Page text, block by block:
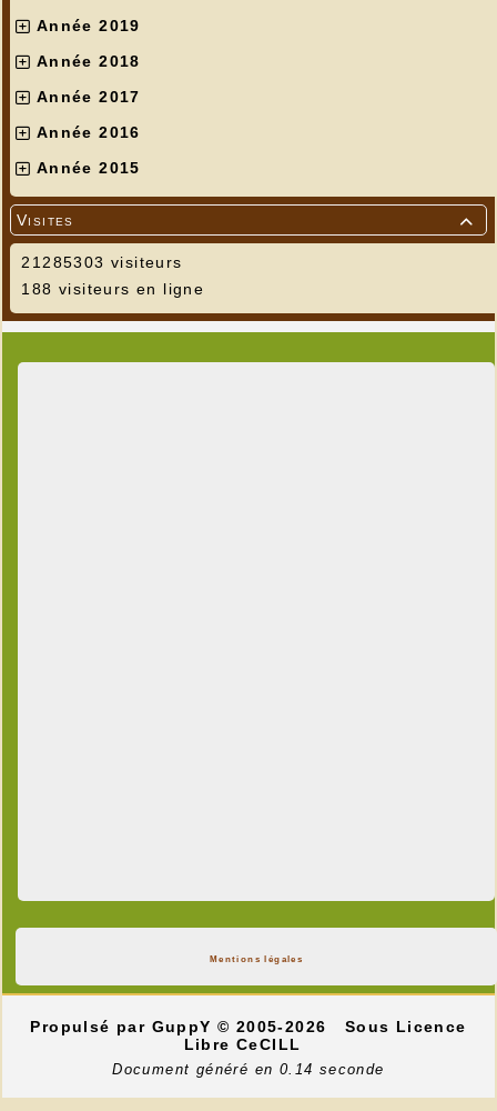
Année 2019
Année 2018
Année 2017
Année 2016
Année 2015

Visites
21285303 visiteurs
188 visiteurs en ligne
Mentions légales
Propulsé par GuppY© 2005-2026
Sous Licence
Libre CeCILL
Document généré en 0.14 seconde